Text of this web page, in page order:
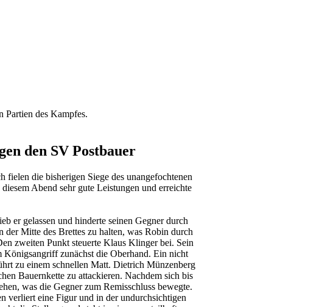
Partien des Kampfes.
den SV Postbauer
die bisherigen Siege des unangefochtenen
Abend sehr gute Leistungen und erreichte
er gelassen und hinderte seinen Gegner durch
Mitte des Brettes zu halten, was Robin durch
zweiten Punkt steuerte Klaus Klinger bei. Sein
zunächst die Oberhand. Ein nicht
zu einem schnellen Matt. Dietrich Münzenberg
Bauernkette zu attackieren. Nachdem sich bis
was die Gegner zum Remisschluss bewegte.
verliert eine Figur und in der undurchsichtigen